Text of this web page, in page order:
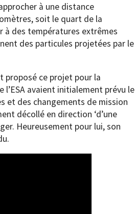
à une distance
soit le quart de la
à des températures extrêmes
des particules projetées par le
proposé ce projet pour la
l’ESA avaient initialement prévu le
et des changements de mission
décollé en direction ‘d’une
Heureusement pour lui, son